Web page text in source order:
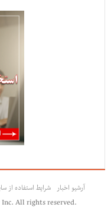
شرایط استفاده از آرشیو اخبار
All rights reserved.